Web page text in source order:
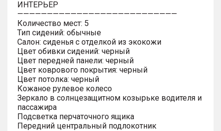
ИНТЕРЬЕР
———————————————————————————
Количество мест: 5
Тип сидений: обычные
Салон: сиденья с отделкой из экокожи
Цвет обивки сидений: черный
Цвет передней панели: черный
Цвет коврового покрытия: черный
Цвет потолка: черный
Кожаное рулевое колесо
Зеркало в солнцезащитном козырьке водителя и
пассажира
Подсветка перчаточного ящика
Передний центральный подлокотник